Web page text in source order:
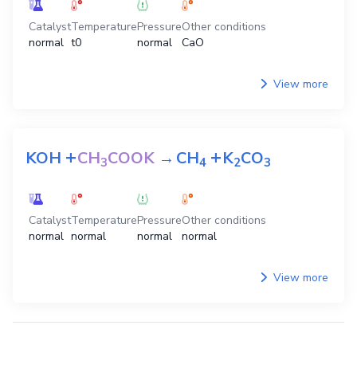
Catalyst
normal
Temperature
t0
Pressure
normal
Other conditions
CaO
View more
KOH +CH3COOK →CH4 +K2CO3
Catalyst
normal
Temperature
normal
Pressure
normal
Other conditions
normal
View more